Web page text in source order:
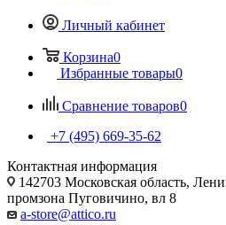
Личный кабинет
Корзина0
Избранные товары0
Сравнение товаров0
+7 (495) 669-35-62
Контактная информация
142703 Московская область,
промзона Пуговичино, вл 8
a-store@attico.ru